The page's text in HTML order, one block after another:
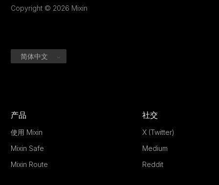
Copyright © 2026 Mixin
简体中文
产品
使用 Mixin
Mixin Safe
Mixin Route
社交
X (Twitter)
Medium
Reddit